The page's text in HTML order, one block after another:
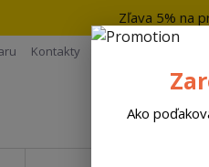
Zľava 5% na
Kontakty
Ako